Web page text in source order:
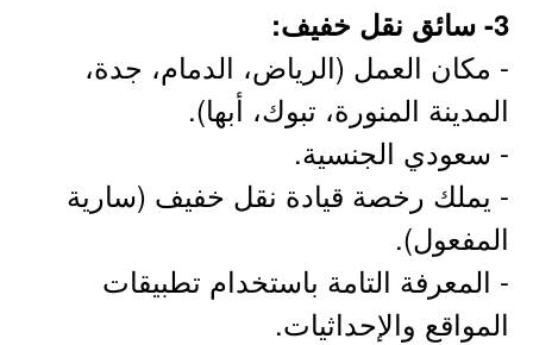
3- سائق نقل خفيف:
- مكان العمل (الرياض، الدمام، جدة،
المدينة المنورة، تبوك، أبها).
- سعودي الجنسية.
- يملك رخصة قيادة نقل خفيف (سارية
المفعول).
- المعرفة التامة باستخدام تطبيقات
المواقع والإحداثيات.